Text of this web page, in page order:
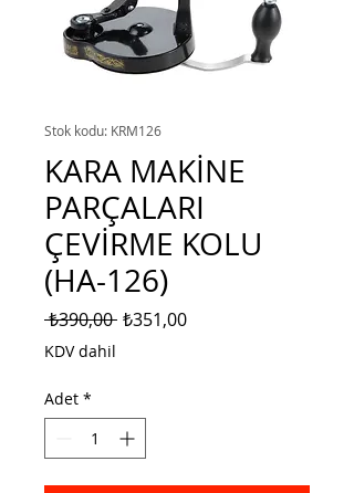
Stok kodu: KRM126
KARA MAKİNE
PARÇALARI
ÇEVİRME KOLU
(HA-126)
₺390,00 Normal
₺351,00İndirimli
KDV dahil
Adet *